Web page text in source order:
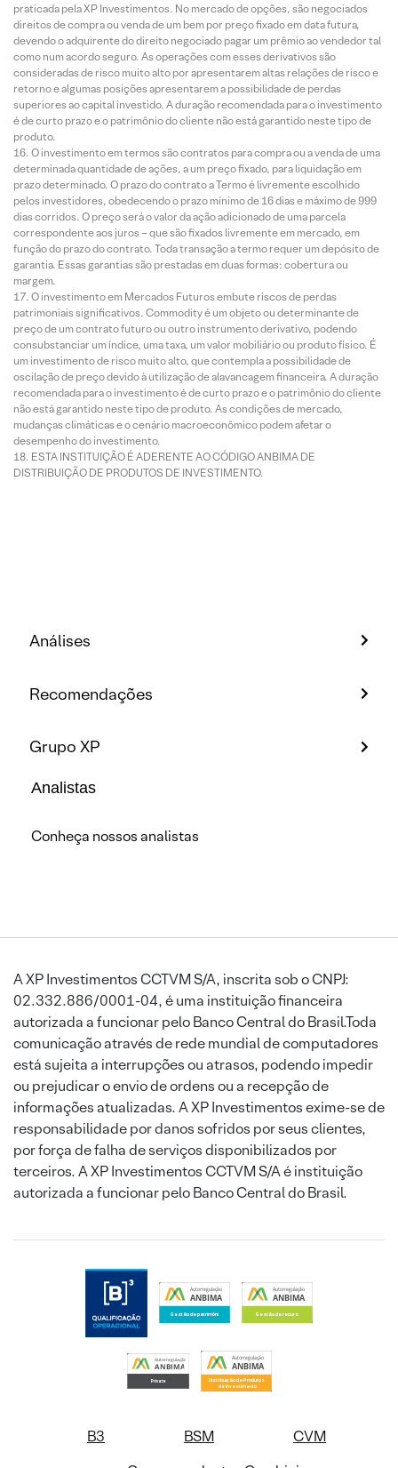
praticada pela XP Investimentos. No mercado de opções, são negociados
direitos de compra ou venda de um bem por preço fixado em data futura,
devendo o adquirente do direito negociado pagar um prêmio ao vendedor tal
como num acordo seguro. As operações com esses derivativos são
consideradas de risco muito alto por apresentarem altas relações de risco e
retorno e algumas posições apresentarem a possibilidade de perdas
superiores ao capital investido. A duração recomendada para o investimento
é de curto prazo e o patrimônio do cliente não está garantido neste tipo de
produto.
O investimento em termos são contratos para compra ou a venda de uma
determinada quantidade de ações, a um preço fixado, para liquidação em
prazo determinado. O prazo do contrato a Termo é livremente escolhido
pelos investidores, obedecendo o prazo mínimo de 16 dias e máximo de 999
dias corridos. O preço será o valor da ação adicionado de uma parcela
correspondente aos juros – que são fixados livremente em mercado, em
função do prazo do contrato. Toda transação a termo requer um depósito de
garantia. Essas garantias são prestadas em duas formas: cobertura ou
margem.
O investimento em Mercados Futuros embute riscos de perdas
patrimoniais significativos. Commodity é um objeto ou determinante de
preço de um contrato futuro ou outro instrumento derivativo, podendo
consubstanciar um índice, uma taxa, um valor mobiliário ou produto físico. É
um investimento de risco muito alto, que contempla a possibilidade de
oscilação de preço devido à utilização de alavancagem financeira. A duração
recomendada para o investimento é de curto prazo e o patrimônio do cliente
não está garantido neste tipo de produto. As condições de mercado,
mudanças climáticas e o cenário macroeconômico podem afetar o
desempenho do investimento.
ESTA INSTITUIÇÃO É ADERENTE AO CÓDIGO ANBIMA DE
DISTRIBUIÇÃO DE PRODUTOS DE INVESTIMENTO.
Análises
Recomendações
Grupo XP
Analistas
Conheça nossos analistas
A XP Investimentos CCTVM S/A, inscrita sob o CNPJ:
02.332.886/0001-04, é uma instituição financeira
autorizada a funcionar pelo Banco Central do Brasil.Toda
comunicação através de rede mundial de computadores
está sujeita a interrupções ou atrasos, podendo impedir
ou prejudicar o envio de ordens ou a recepção de
informações atualizadas. A XP Investimentos exime-se de
responsabilidade por danos sofridos por seus clientes,
por força de falha de serviços disponibilizados por
terceiros. A XP Investimentos CCTVM S/A é instituição
autorizada a funcionar pelo Banco Central do Brasil.
B3 BSM
CVM